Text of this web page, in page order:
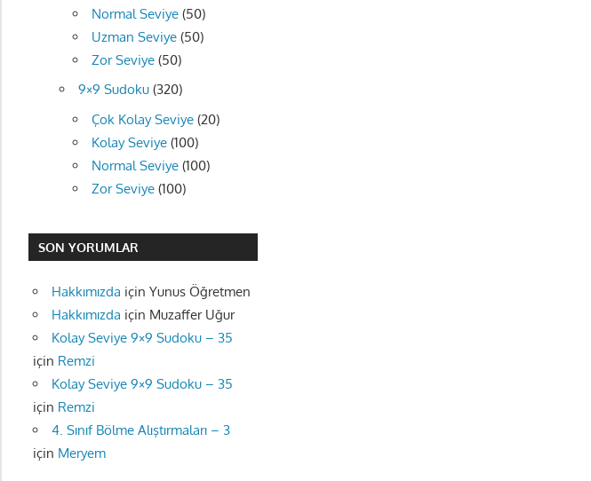
Normal Seviye(50)
Uzman Seviye(50)
Zor Seviye(50)
9×9 Sudoku(320)
Çok Kolay Seviye(20)
Kolay Seviye(100)
Normal Seviye(100)
Zor Seviye(100)
SON YORUMLAR
Hakkımızda için Yunus Öğretmen
Hakkımızda için Muzaffer Uğur
Kolay Seviye 9×9 Sudoku – 35
için Remzi
Kolay Seviye 9×9 Sudoku – 35
için Remzi
4. Sınıf Bölme Alıştırmaları – 3
için Meryem